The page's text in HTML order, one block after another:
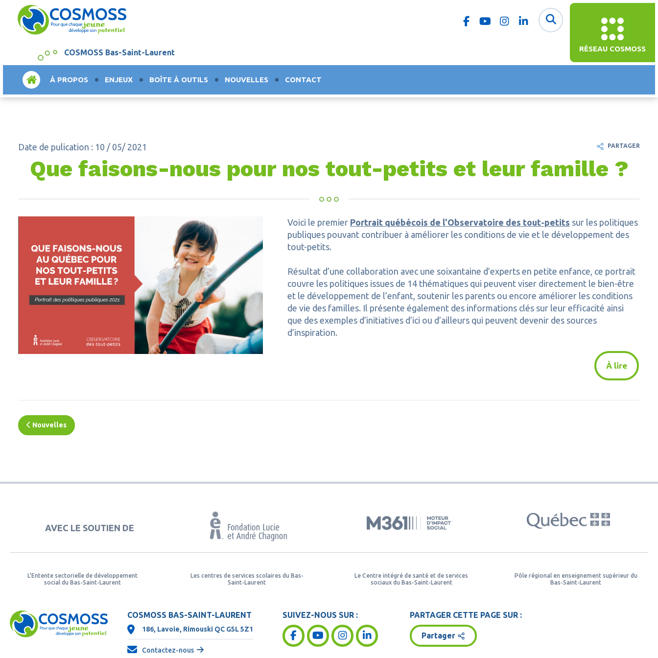
RÉSEAU COSMOSS
COSMOSS Bas-Saint-Laurent
ACCUEILÀ PROPOS ENJEUX BOÎTE À OUTILS NOUVELLES CONTACT
Date de pulication : 10 / 05/ 2021
Que faisons-nous pour nos tout-petits et leur famille ?
Voici le premier Portrait québécois de l'Observatoire des tout-petits sur les politiques
publiques pouvant contribuer à améliorer les conditions de vie et le développement des
tout-petits.
Résultat d’une collaboration avec une soixantaine d’experts en petite enfance, ce portrait
couvre les politiques issues de 14 thématiques qui peuvent viser directement le bien-être
et le développement de l’enfant, soutenir les parents ou encore améliorer les conditions
de vie des familles. Il présente également des informations clés sur leur efficacité ainsi
que des exemples d’initiatives d’ici ou d’ailleurs qui peuvent devenir des sources
d’inspiration.
À lire
Nouvelles
PARTAGER
AVEC LE SOUTIEN DE
L'Entente sectorielle de développement
social du Bas-Saint-Laurent
Les centres de services scolaires du Bas-
Saint-Laurent
Le Centre intégré de santé et de services
sociaux du Bas-Saint-Laurent
Pôle régional en enseignement supérieur du
Bas-Saint-Laurent
COSMOSS BAS-SAINT-LAURENT
186, Lavoie, Rimouski QC G5L 5Z1
Contactez-nous
SUIVEZ-NOUS SUR : PARTAGER CETTE PAGE SUR :
Partager